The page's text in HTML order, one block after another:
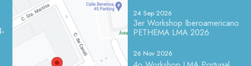
24 Sep 2026
3er Workshop Iberoamericano
PETHEMA LMA 2026
26 Nov 2026